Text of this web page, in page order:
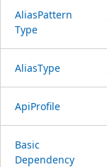
AliasPattern
Type
AliasType
ApiProfile
Basic
Dependency